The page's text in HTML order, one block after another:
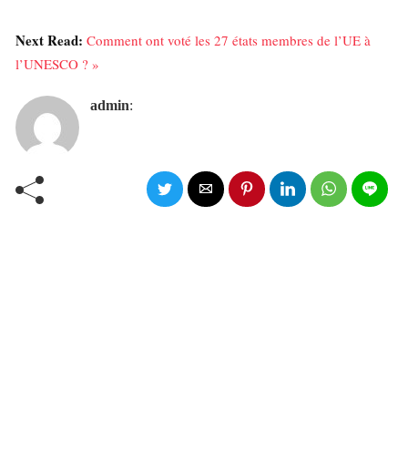
Next Read: Comment ont voté les 27 états membres de l’UE à
l’UNESCO ? »
admin: